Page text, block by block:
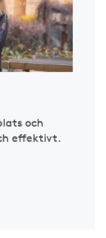
och
effektivt.